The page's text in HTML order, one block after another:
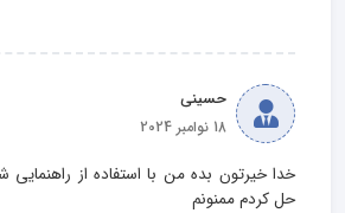
حسینی
18 نوامبر 2024
خدا خیرتون بده من با استفاده از
حل کردم ممنونم